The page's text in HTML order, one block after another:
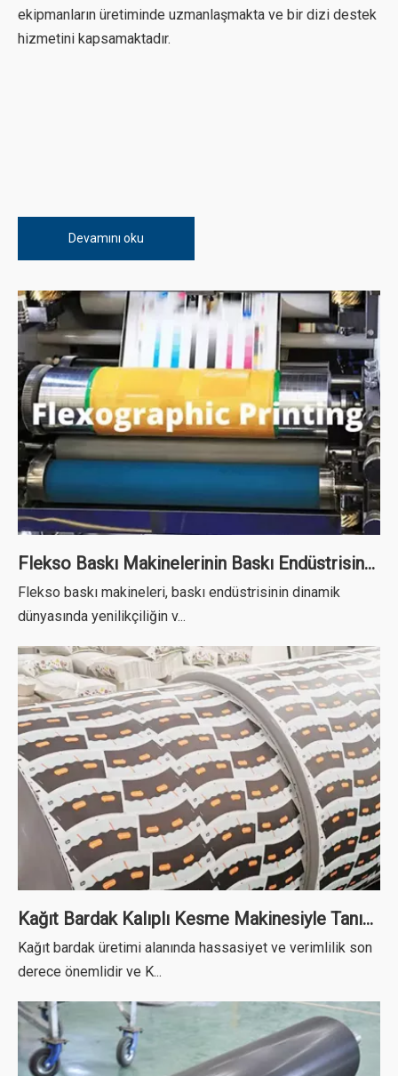
ekipmanların üretiminde uzmanlaşmakta ve bir dizi destek
hizmetini kapsamaktadır.
Devamını oku
Flekso Baskı Makinelerinin Baskı Endüstrisindeki Hakimiyetini Ortaya Çıkarıyoruz
Flekso baskı makineleri, baskı endüstrisinin dinamik
dünyasında yenilikçiliğin v...
Kağıt Bardak Kalıplı Kesme Makinesiyle Tanışın: Hassas Kağıt Bardak Boşluklarının Hazırlanması
Kağıt bardak üretimi alanında hassasiyet ve verimlilik son
derece önemlidir ve K...